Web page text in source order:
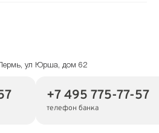
ул Юрша, дом 62
+7 495 775-77-57
телефон банка